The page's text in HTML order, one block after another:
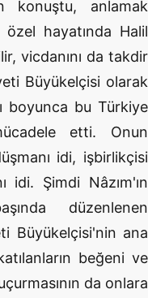
konuştu, anlamak
hayatında Halil
vicdanını da takdir
Büyükelçisi olarak
boyunca bu Türkiye
etti. Onun
idi, işbirlikçisi
idi. Şimdi Nâzım'ın
düzenlenen
Büyükelçisi'nin ana
beğeni ve
da onlara